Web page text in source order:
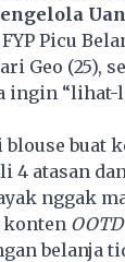
Picu
Geo (25),
ingin
blouse buat
4 atasan
nggak
konten OOTD
belanja